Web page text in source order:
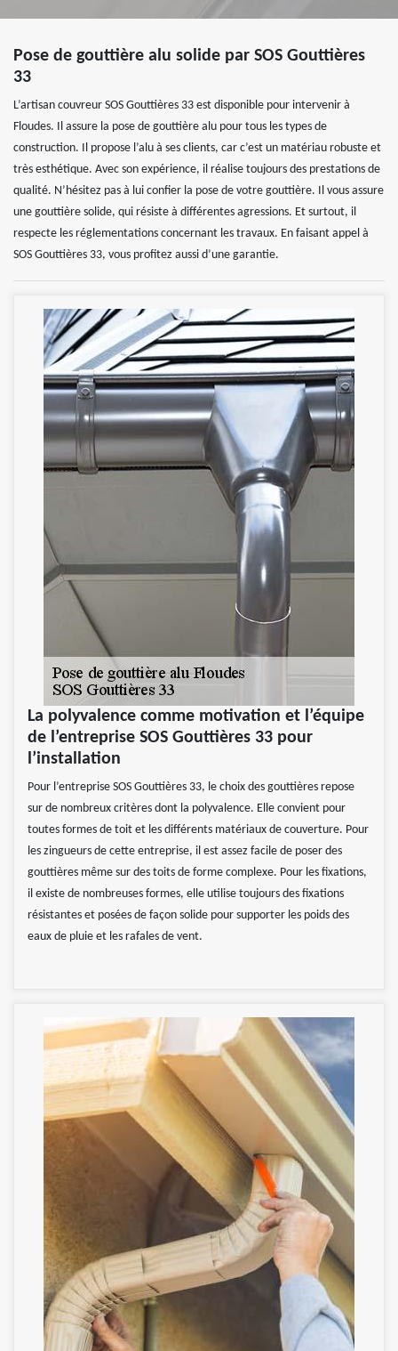
Pose de gouttière alu solide par SOS Gouttières
33
L’artisan couvreur SOS Gouttières 33 est disponible pour intervenir à
Floudes. Il assure la pose de gouttière alu pour tous les types de
construction. Il propose l’alu à ses clients, car c’est un matériau robuste et
très esthétique. Avec son expérience, il réalise toujours des prestations de
qualité. N’hésitez pas à lui confier la pose de votre gouttière. Il vous assure
une gouttière solide, qui résiste à différentes agressions. Et surtout, il
respecte les réglementations concernant les travaux. En faisant appel à
SOS Gouttières 33, vous profitez aussi d’une garantie.
La polyvalence comme motivation et l’équipe
de l’entreprise SOS Gouttières 33 pour
l’installation
Pour l’entreprise SOS Gouttières 33, le choix des gouttières repose
sur de nombreux critères dont la polyvalence. Elle convient pour
toutes formes de toit et les différents matériaux de couverture. Pour
les zingueurs de cette entreprise, il est assez facile de poser des
gouttières même sur des toits de forme complexe. Pour les fixations,
il existe de nombreuses formes, elle utilise toujours des fixations
résistantes et posées de façon solide pour supporter les poids des
eaux de pluie et les rafales de vent.